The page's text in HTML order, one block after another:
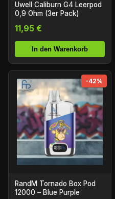
Uwell Caliburn G4 Leerpod
0,9 Ohm (3er Pack)
11,95 €
In den Warenkorb
-42%
RandM Tornado Box Pod
12000 – Blue Purple